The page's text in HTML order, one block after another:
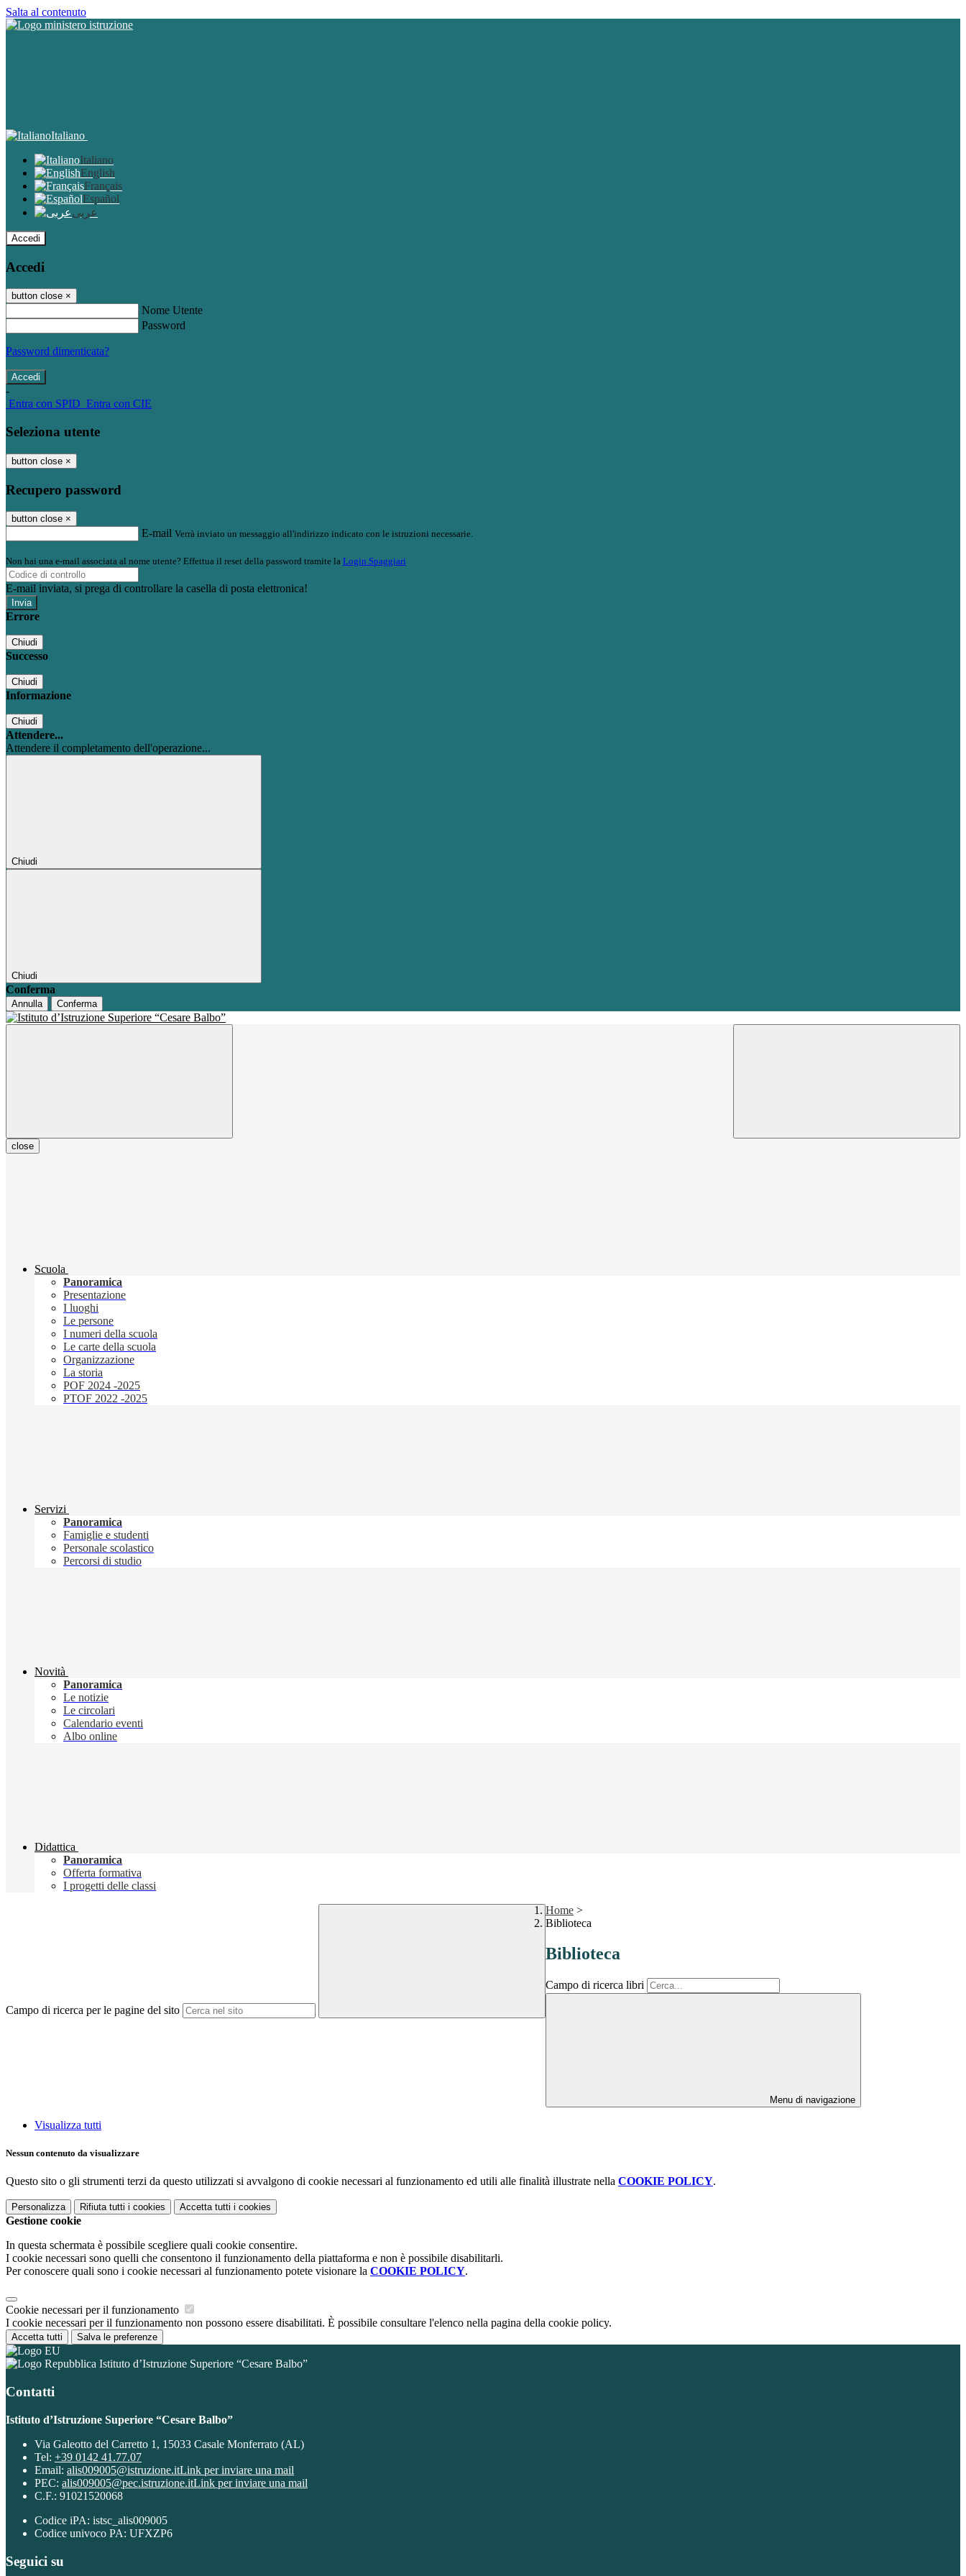
Salta al contenuto
Italiano
Italiano
English
Français
Español
عربى
Accedi
Accedi
button close ×
Nome Utente
Password
Password dimenticata?
-
Entra con SPID Entra con CIE
Seleziona utente
button close ×
Recupero password
button close ×
E-mail Verrà inviato un messaggio all'indirizzo indicato con le istruzioni necessarie.
Non hai una e-mail associata al nome utente? Effettua il reset della password tramite la Login Spaggiari
E-mail inviata, si prega di controllare la casella di posta elettronica!
Errore
Chiudi
Successo
Chiudi
Informazione
Chiudi
Attendere...
Attendere il completamento dell'operazione...
Chiudi
Chiudi
Conferma
Annulla Conferma
close
Scuola
Panoramica
Presentazione
I luoghi
Le persone
I numeri della scuola
Le carte della scuola
Organizzazione
La storia
POF 2024 -2025
PTOF 2022 -2025
Servizi
Panoramica
Famiglie e studenti
Personale scolastico
Percorsi di studio
Novità
Panoramica
Le notizie
Le circolari
Calendario eventi
Albo online
Didattica
Panoramica
Offerta formativa
I progetti delle classi
Campo di ricerca per le pagine del sito
Home >
Biblioteca
Biblioteca
Campo di ricerca libri
Menu di navigazione
Visualizza tutti
Nessun contenuto da visualizzare
Questo sito o gli strumenti terzi da questo utilizzati si avvalgono di cookie necessari al funzionamento ed utili alle finalità illustrate nella COOKIE POLICY.
Personalizza Rifiuta tutti i cookies Accetta tutti i cookies
Gestione cookie
In questa schermata è possibile scegliere quali cookie consentire.
I cookie necessari sono quelli che consentono il funzionamento della piattaforma e non è possibile disabilitarli.
Per conoscere quali sono i cookie necessari al funzionamento potete visionare la COOKIE POLICY.
Cookie necessari per il funzionamento
I cookie necessari per il funzionamento non possono essere disabilitati. È possibile consultare l'elenco nella pagina della cookie policy.
Accetta tutti Salva le preferenze
Istituto d’Istruzione Superiore “Cesare Balbo”
Contatti
Istituto d’Istruzione Superiore “Cesare Balbo”
Via Galeotto del Carretto 1, 15033 Casale Monferrato (AL)
Tel: +39 0142 41.77.07
Email: alis009005@istruzione.itLink per inviare una mail
PEC: alis009005@pec.istruzione.itLink per inviare una mail
C.F.: 91021520068
Codice iPA: istsc_alis009005
Codice univoco PA: UFXZP6
Seguici su